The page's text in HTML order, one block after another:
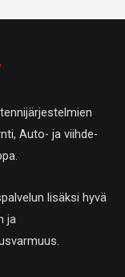
Auto- ja viihde-
lisäksi hyvä
ja